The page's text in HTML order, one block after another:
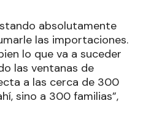
absolutamente
las importaciones.
lo que va a suceder
las ventanas de
a las cerca de 300
sino a 300 familias”,